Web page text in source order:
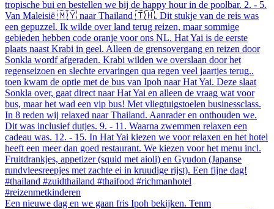
Een nieuwe dag en we gaan fris Ipoh bekijken. Tenm